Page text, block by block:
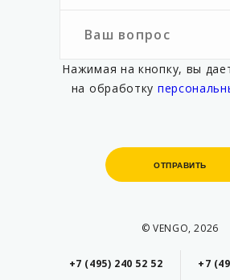
Нажимая на кнопку, вы
на обработку
ОТПРАВИТЬ
ОТПРАВИТЬ
© VENGO, 2026
+7 (495) 240 52 52 +7